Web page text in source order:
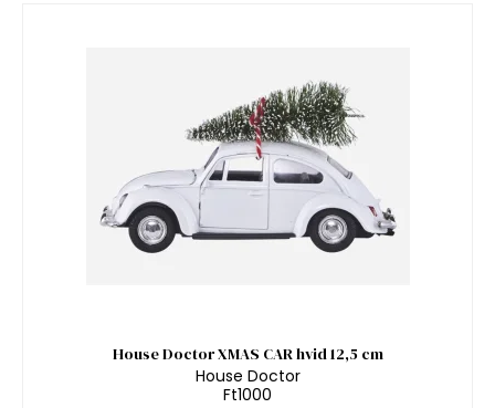
House Doctor XMAS CAR hvid 12,5 cm
House Doctor
Ft1000